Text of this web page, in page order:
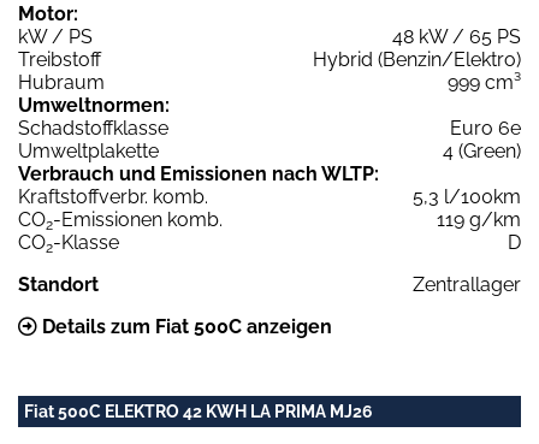
Motor:
kW / PS
48 kW / 65 PS
Treibstoff
Hybrid (Benzin/Elektro)
Hubraum
999 cm³
Umweltnormen:
Schadstoffklasse
Euro 6e
Umweltplakette
4 (Green)
Verbrauch und Emissionen nach WLTP:
Kraftstoffverbr. komb.
5,3 l/100km
CO2-Emissionen komb.
119 g/km
CO2-Klasse
D
Standort
Zentrallager
Details zum Fiat 500C anzeigen
Fiat 500C ELEKTRO 42 KWH LA PRIMA MJ26